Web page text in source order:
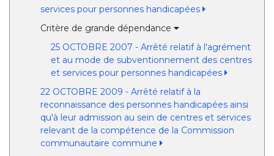
services pour personnes handicapées
Critère de grande dépendance
25 OCTOBRE 2007 - Arrêté relatif à l'agrément
et au mode de subventionnement des centres
et services pour personnes handicapées
22 OCTOBRE 2009 - Arrêté relatif à la
reconnaissance des personnes handicapées ainsi
qu'à leur admission au sein de centres et services
relevant de la compétence de la Commission
communautaire commune